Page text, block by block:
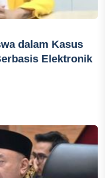
dalam Kasus
Elektronik